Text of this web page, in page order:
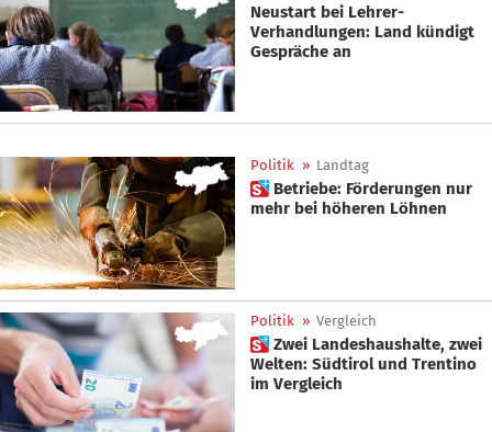
Neustart bei Lehrer-
Verhandlungen: Land kündigt
Gespräche an
Politik » Landtag
 Betriebe: Förderungen nur
mehr bei höheren Löhnen
Politik » Vergleich
 Zwei Landeshaushalte, zwei
Welten: Südtirol und Trentino
im Vergleich